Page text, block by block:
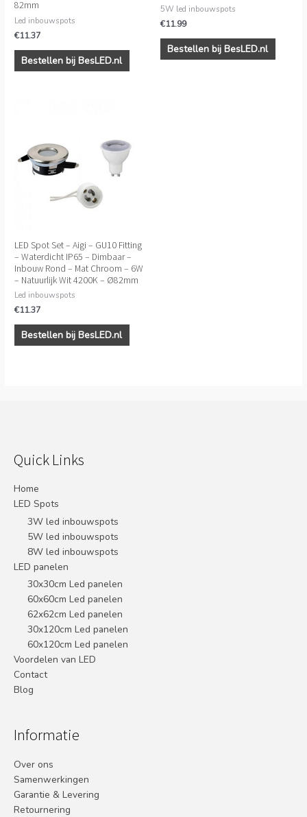
82mm
Led inbouwspots
€11.37
Bestellen bij BesLED.nl
5W led inbouwspots
€11.99
Bestellen bij BesLED.nl
LED Spot Set – Aigi – GU10 Fitting
– Waterdicht IP65 – Dimbaar –
Inbouw Rond – Mat Chroom – 6W
– Natuurlijk Wit 4200K – Ø82mm
Led inbouwspots
€11.37
Bestellen bij BesLED.nl
Quick Links
Home
LED Spots
3W led inbouwspots
5W led inbouwspots
8W led inbouwspots
LED panelen
30x30cm Led panelen
60x60cm Led panelen
62x62cm Led panelen
30x120cm Led panelen
60x120cm Led panelen
Voordelen van LED
Contact
Blog
Informatie
Over ons
Samenwerkingen
Garantie & Levering
Retournering